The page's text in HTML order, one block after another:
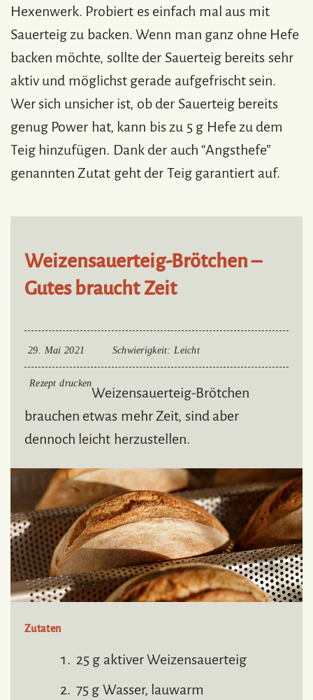
Hexenwerk. Probiert es einfach mal aus mit
Sauerteig zu backen. Wenn man ganz ohne Hefe
backen möchte, sollte der Sauerteig bereits sehr
aktiv und möglichst gerade aufgefrischt sein.
Wer sich unsicher ist, ob der Sauerteig bereits
genug Power hat, kann bis zu 5 g Hefe zu dem
Teig hinzufügen. Dank der auch “Angsthefe”
genannten Zutat geht der Teig garantiert auf.
Weizensauerteig-Brötchen –
Gutes braucht Zeit
29. Mai 2021 Schwierigkeit: Leicht
Rezept drucken
Weizensauerteig-Brötchen
brauchen etwas mehr Zeit, sind aber
dennoch leicht herzustellen.
Zutaten
25 g aktiver Weizensauerteig
75 g Wasser, lauwarm